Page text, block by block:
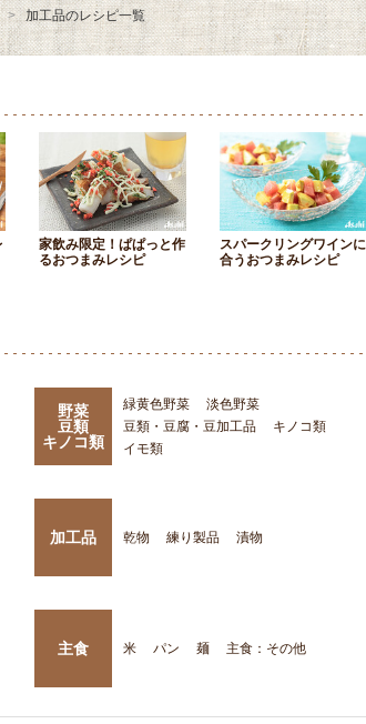
加工品のレシピ一覧
家飲み限定！ぱぱっと作
るおつまみレシピ
スパークリングワインに
合うおつまみレシピ
野菜
豆類
キノコ類
緑黄色野菜
淡色野菜
豆類・豆腐・豆加工品
キノコ類
イモ類
加工品 乾物 練り製品 漬物
主食 米 パン 麺 主食：その他